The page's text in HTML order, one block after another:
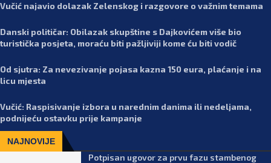
Vučić najavio dolazak Zelenskog i razgovore o važnim temama
Danski političar: Obilazak skupštine s Dajkovićem više bio
turistička posjeta, moraću biti pažljiviji kome ću biti vodič
Od sjutra: Za nevezivanje pojasa kazna 150 eura, plaćanje i na
licu mjesta
Vučić: Raspisivanje izbora u narednim danima ili nedeljama,
podnijeću ostavku prije kampanje
NAJNOVIJE
Potpisan ugovor za prvu fazu stambenog